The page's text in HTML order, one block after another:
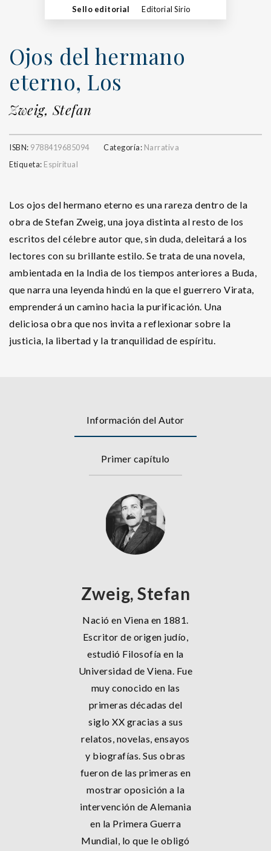
Sello editorial Editorial Sirio
Ojos del hermano
eterno, Los
Zweig, Stefan
ISBN: 9788419685094 Categoría: Narrativa
Etiqueta: Espiritual
Los ojos del hermano eterno es una rareza dentro de la
obra de Stefan Zweig, una joya distinta al resto de los
escritos del célebre autor que, sin duda, deleitará a los
lectores con su brillante estilo. Se trata de una novela,
ambientada en la India de los tiempos anteriores a Buda,
que narra una leyenda hindú en la que el guerrero Virata,
emprenderá un camino hacia la purificación. Una
deliciosa obra que nos invita a reflexionar sobre la
justicia, la libertad y la tranquilidad de espíritu.
Información del Autor
Primer capítulo
Zweig, Stefan
Nació en Viena en 1881.
Escritor de origen judío,
estudió Filosofía en la
Universidad de Viena. Fue
muy conocido en las
primeras décadas del
siglo XX gracias a sus
relatos, novelas, ensayos
y biografías. Sus obras
fueron de las primeras en
mostrar oposición a la
intervención de Alemania
en la Primera Guerra
Mundial, lo que le obligó